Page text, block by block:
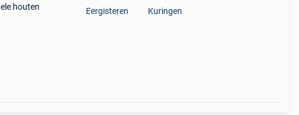
houten
Eergisteren Kuringen